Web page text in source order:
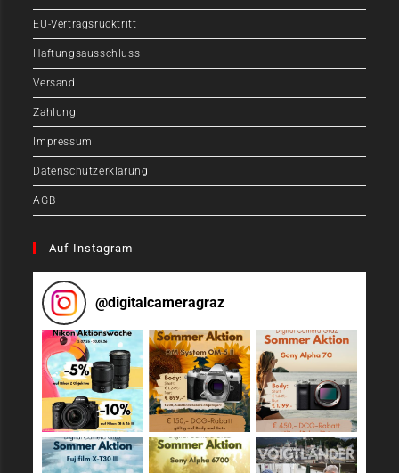
EU-Vertragsrücktritt
Haftungsausschluss
Versand
Zahlung
Impressum
Datenschutzerklärung
AGB
Auf Instagram
@digitalcameragraz